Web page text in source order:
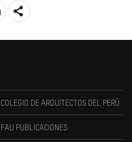
COLEGIO DE ARQUITECTOS DEL PERÚ
FAU PUBLICACIONES